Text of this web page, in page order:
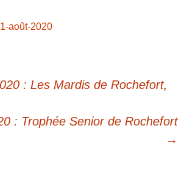
août-2020
: Les Mardis de Rochefort,
: Trophée Senior de Rochefort
→